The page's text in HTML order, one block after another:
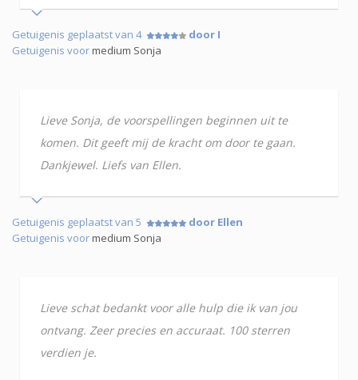
Getuigenis geplaatst van 4
door I
Getuigenis voormedium Sonja
Lieve Sonja, de voorspellingen beginnen uit te
komen. Dit geeft mij de kracht om door te gaan.
Dankjewel. Liefs van Ellen.
Getuigenis geplaatst van 5
door Ellen
Getuigenis voormedium Sonja
Lieve schat bedankt voor alle hulp die ik van jou
ontvang. Zeer precies en accuraat. 100 sterren
verdien je.